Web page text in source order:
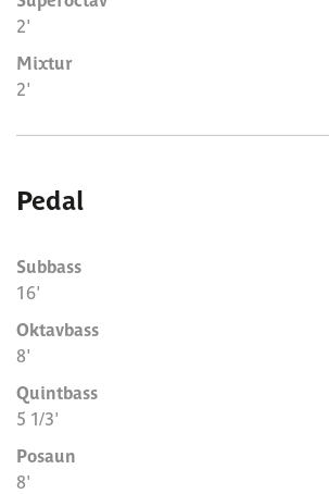
2'
Mixtur
2'
Pedal
Subbass
16'
Oktavbass
8'
Quintbass
5 1/3'
Posaun
8'